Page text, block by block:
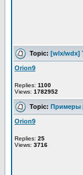
Topic: [wlx/wdx]
Orion9
Replies: 1100
Views: 1782952
Topic: Примеры
Orion9
Replies: 25
Views: 3716